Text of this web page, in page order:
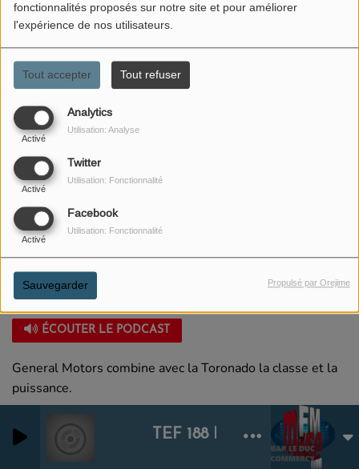
fonctionnalités proposés sur notre site et pour améliorer
l'expérience de nos utilisateurs.
Tout accepter Tout refuser
Analytics
Activé
Utilisation: Analyse
Twitter
Activé
Utilisation: Fonctionnalité
Facebook
Activé
Utilisation: Fonctionnalité
Sauvegarder Propulsé par Orejime
TEF 188 ECOLO PAS SUR
0
05 JUIN 2021
ÉCOUTER LE PODCAST
General Motors combine avec la Toronado la classe et la
puissance.